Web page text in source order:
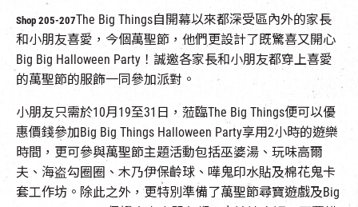
Shop 205-207The Big Things自開幕以來都深受區內外的家長
和小朋友喜愛，今個萬聖節，他們更設計了既驚喜又開心
Big Big Halloween Party！誠邀各家長和小朋友都穿上喜愛
的萬聖節的服飾一同參加派對。
小朋友只需於10月19至31日，蒞臨The Big Things便可以優
惠價錢參加Big Big Things Halloween Party享用2小時的遊樂
時間，更可參與萬聖節主題活動包括巫婆湯、玩味高爾
夫、海盗勾圈圈、木乃伊保齡球、嘩鬼印水貼及棉花鬼卡
套工作坊。除此之外，更特別準備了萬聖節尋寶遊戲及Big